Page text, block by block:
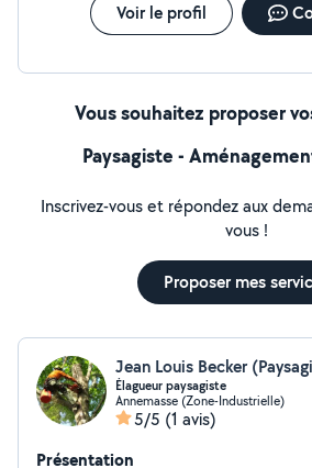
Voir le profil
Vous souhaitez proposer
Paysagiste -
Inscrivez-vous et répondez aux
vous !
Proposer mes
Jean Louis Becker
Élagueur paysagiste
Annemasse (Zone-Industrielle)
5/5 (1 avis)
Présentation